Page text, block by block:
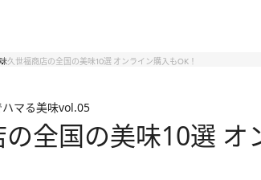
久世福商店の全国の美味10選 オンライン購入もOK！
マる美味vol.05
全国の美味10選 オ